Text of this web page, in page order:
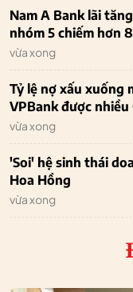
Nam A Bank lãi
nhóm 5 chiếm hơn
vừa xong
Tỷ lệ nợ xấu xuống
VPBank được nhiều
vừa xong
'Soi' hệ sinh thái
Hoa Hồng
vừa xong